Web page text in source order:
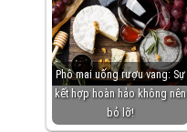
Phô mai uống rượu vang: Sự
kết hợp hoàn hảo không nên
bỏ lỡ!